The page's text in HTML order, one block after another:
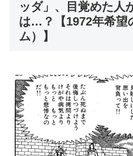
ッダ」、目覚めた人
は…？【1972年希望
ム）】